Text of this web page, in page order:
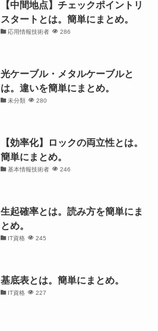
【中間地点】チェックポイントリ
スタートとは。簡単にまとめ。
応用情報技術者 286
光ケーブル・メタルケーブルと
は。違いを簡単にまとめ。
未分類 280
【効率化】ロックの両立性とは。
簡単にまとめ。
基本情報技術者 246
生起確率とは。読み方を簡単にま
とめ。
IT資格 245
基底表とは。簡単にまとめ。
IT資格 227